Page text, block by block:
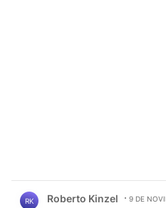
RK Roberto Kinzel 9 DE